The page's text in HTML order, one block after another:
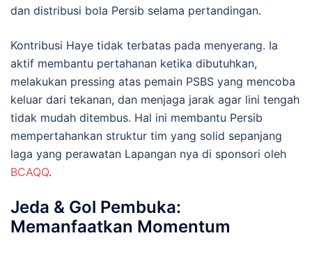
dan distribusi bola Persib selama pertandingan.
Kontribusi Haye tidak terbatas pada menyerang. Ia
aktif membantu pertahanan ketika dibutuhkan,
melakukan pressing atas pemain PSBS yang mencoba
keluar dari tekanan, dan menjaga jarak agar lini tengah
tidak mudah ditembus. Hal ini membantu Persib
mempertahankan struktur tim yang solid sepanjang
laga yang perawatan Lapangan nya di sponsori oleh
BCAQQ.
Jeda & Gol Pembuka:
Memanfaatkan Momentum